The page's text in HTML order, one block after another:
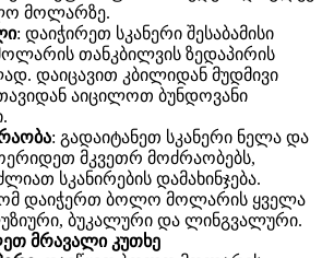
მოლარზე.
: დაიჭირეთ სკანერი შესაბამისი
თანკბილვის ზედაპირის
დაიცავით კბილიდან მუდმივი
აიცილოთ ბუნდოვანი
: გადაიტანეთ სკანერი ნელა და
მკვეთრ მოძრაობებს,
სკანირების დამახინჯება.
დაიჭერთ ბოლო მოლარის ყველა
ბუკალური და ლინგვალური.
მრავალი კუთხე